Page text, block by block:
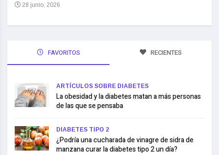
28 junio, 2026
FAVORITOS RECIENTES
ARTÍCULOS SOBRE DIABETES
La obesidad y la diabetes matan a más personas
de las que se pensaba
DIABETES TIPO 2
¿Podría una cucharada de vinagre de sidra de
manzana curar la diabetes tipo 2 un día?